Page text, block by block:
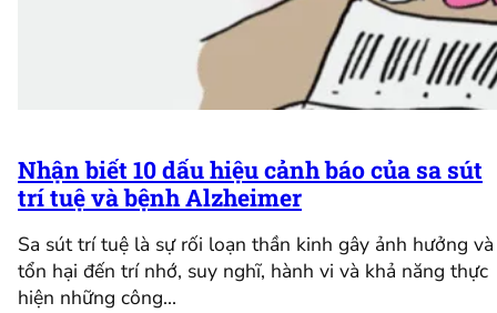
Nhận biết 10 dấu hiệu cảnh báo của sa sút
trí tuệ và bệnh Alzheimer
Sa sút trí tuệ là sự rối loạn thần kinh gây ảnh hưởng và
tổn hại đến trí nhớ, suy nghĩ, hành vi và khả năng thực
hiện những công…